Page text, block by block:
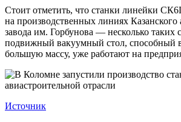
Стоит отметить, что станки линейки
на производственных линиях
завода им. Горбунова — несколько
подвижный вакуумный стол, способный
большую массу, уже работают на
Источник